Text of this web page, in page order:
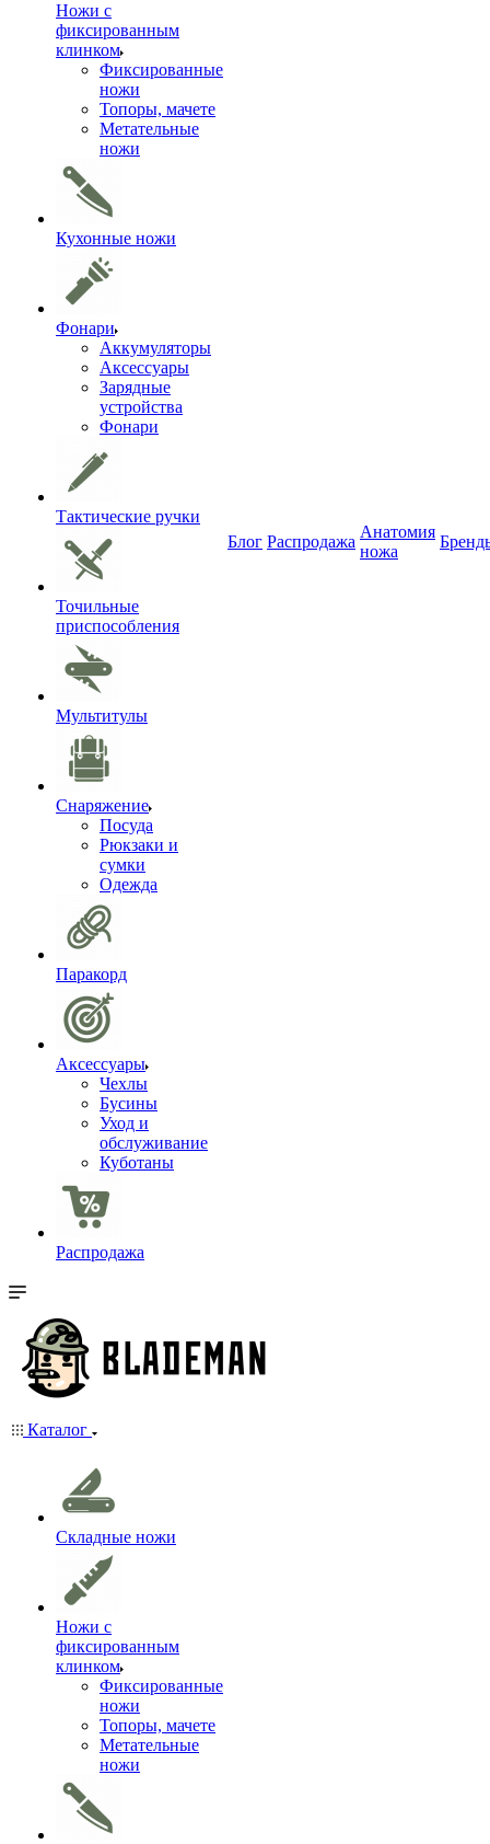
Ножи с
фиксированным
клинком
Фиксированные
ножи
Топоры, мачете
Метательные
ножи
Кухонные ножи
Фонари
Аккумуляторы
Аксессуары
Зарядные
устройства
Фонари
Тактические ручки
Точильные
приспособления
Мультитулы
Снаряжение
Посуда
Рюкзаки и
сумки
Одежда
Паракорд
Аксессуары
Чехлы
Бусины
Уход и
обслуживание
Куботаны
Распродажа
Блог Распродажа
Анатомия
ножа
Каталог
Складные ножи
Ножи с
фиксированным
клинком
Фиксированные
ножи
Топоры, мачете
Метательные
ножи